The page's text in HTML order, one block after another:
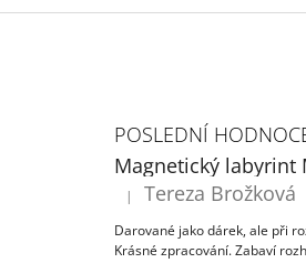
POSLEDNÍ
Magnetický labyrint
Hodnocení produktu je 5 z 5
| Tereza Brožková
Darované jako dárek, ale při
Krásné zpracování. Zabaví
MŮJ PRÁZDNINOVÝ
ÚKOLŮ A AKTIVIT (3 -
TÁTOVÉ
199 Kč